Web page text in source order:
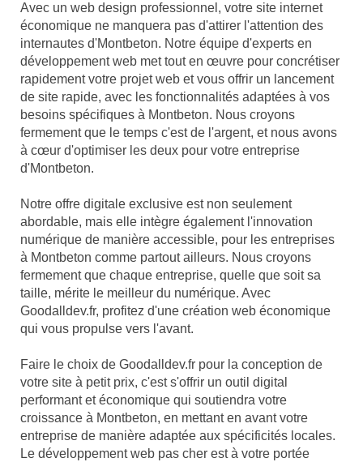
Avec un web design professionnel, votre site internet
économique ne manquera pas d'attirer l'attention des
internautes d'Montbeton. Notre équipe d'experts en
développement web met tout en œuvre pour concrétiser
rapidement votre projet web et vous offrir un lancement
de site rapide, avec les fonctionnalités adaptées à vos
besoins spécifiques à Montbeton. Nous croyons
fermement que le temps c'est de l'argent, et nous avons
à cœur d'optimiser les deux pour votre entreprise
d'Montbeton.
Notre offre digitale exclusive est non seulement
abordable, mais elle intègre également l'innovation
numérique de manière accessible, pour les entreprises
à Montbeton comme partout ailleurs. Nous croyons
fermement que chaque entreprise, quelle que soit sa
taille, mérite le meilleur du numérique. Avec
Goodalldev.fr, profitez d'une création web économique
qui vous propulse vers l'avant.
Faire le choix de Goodalldev.fr pour la conception de
votre site à petit prix, c'est s'offrir un outil digital
performant et économique qui soutiendra votre
croissance à Montbeton, en mettant en avant votre
entreprise de manière adaptée aux spécificités locales.
Le développement web pas cher est à votre portée